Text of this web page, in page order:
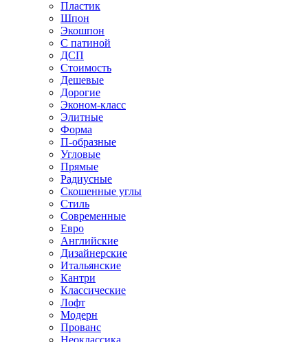
Пластик
Шпон
Экошпон
С патиной
ДСП
Стоимость
Дешевые
Дорогие
Эконом-класс
Элитные
Форма
П-образные
Угловые
Прямые
Радиусные
Скошенные углы
Стиль
Современные
Евро
Английские
Дизайнерские
Итальянские
Кантри
Классические
Лофт
Модерн
Прованс
Неоклассика